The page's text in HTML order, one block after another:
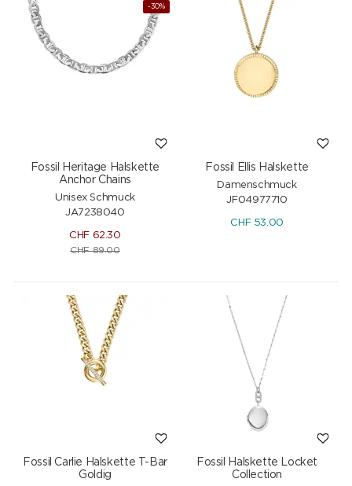
-30%
Fossil Heritage Halskette
Anchor Chains
Unisex Schmuck
JA7238040
CHF 62.30
CHF89.00
Fossil Ellis Halskette
Damenschmuck
JF04977710
CHF53.00
Fossil Carlie Halskette T-Bar
Goldig
Fossil Halskette Locket
Collection